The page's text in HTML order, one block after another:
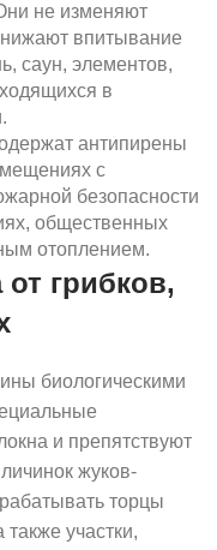
не изменяют
впитывание
саун, элементов,
в
антипирены
с
безопасности
общественных
отоплением.
грибков,
биологическими
и препятствуют
жуков-
торцы
участки,